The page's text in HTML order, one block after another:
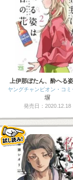
上伊那ぼたん、酔へる
ヤングチャンピオン・コミ
塀
発売日：2020.12.18